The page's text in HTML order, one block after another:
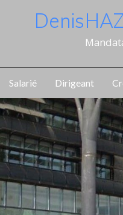
Denis
Salarié Dirigeant